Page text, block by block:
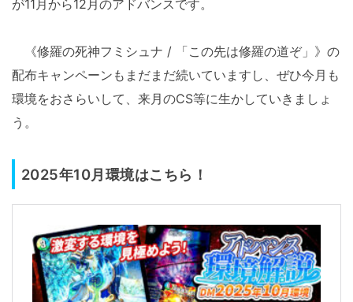
が11月から12月のアドバンスです。
《修羅の死神フミシュナ / 「この先は修羅の道ぞ」》の
配布キャンペーンもまだまだ続いていますし、ぜひ今月も
環境をおさらいして、来月のCS等に生かしていきましょ
う。
2025年10月環境はこちら！